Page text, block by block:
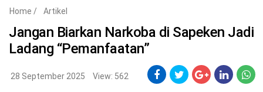
Nasional
Peristiwa
Home / Artikel
Jangan Biarkan Narkoba di Sapeken Jadi
Ladang “Pemanfaatan”
28 September 2025 View: 562